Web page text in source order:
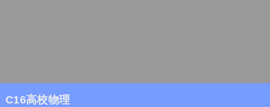
C16高校物理